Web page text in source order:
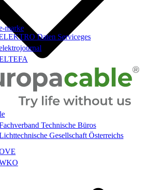
marke
Daten Serviceges
Technische Büros
Gesellschaft Österreichs